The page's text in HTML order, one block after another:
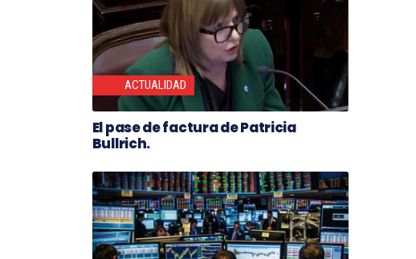
ACTUALIDAD
El pase de factura de Patricia
Bullrich.